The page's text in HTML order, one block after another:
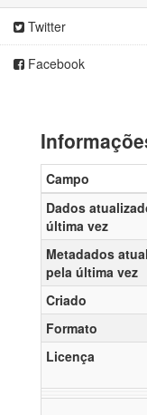
Twitter
Facebook
Campo
Dados
última vez
Metadados
pela última vez
Criado
Formato
Licença